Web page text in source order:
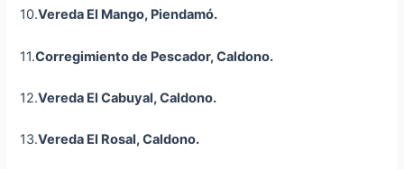
10.Vereda El Mango, Piendamó.
11.Corregimiento de Pescador, Caldono.
12.Vereda El Cabuyal, Caldono.
13.Vereda El Rosal, Caldono.